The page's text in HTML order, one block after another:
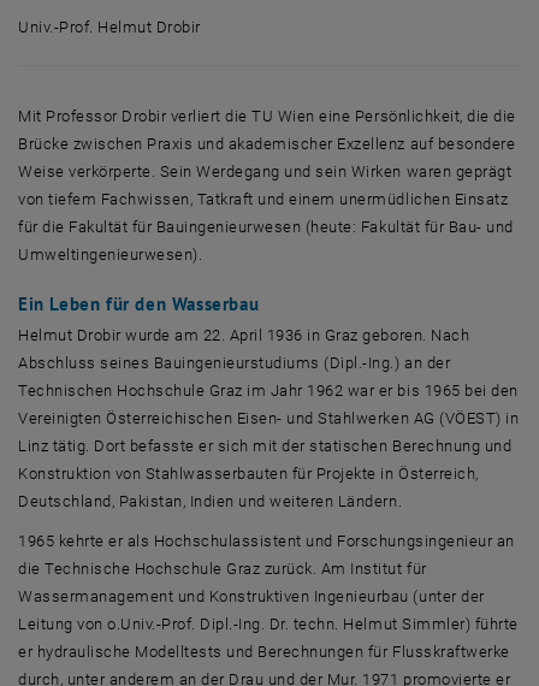
Univ.-Prof. Helmut Drobir
Mit Professor Drobir verliert die TU Wien eine Persönlichkeit, die die
Brücke zwischen Praxis und akademischer Exzellenz auf besondere
Weise verkörperte. Sein Werdegang und sein Wirken waren geprägt
von tiefem Fachwissen, Tatkraft und einem unermüdlichen Einsatz
für die Fakultät für Bauingenieurwesen (heute: Fakultät für Bau- und
Umweltingenieurwesen).
Ein Leben für den Wasserbau
Helmut Drobir wurde am 22. April 1936 in Graz geboren. Nach
Abschluss seines Bauingenieurstudiums (Dipl.-Ing.) an der
Technischen Hochschule Graz im Jahr 1962 war er bis 1965 bei den
Vereinigten Österreichischen Eisen- und Stahlwerken AG (VÖEST) in
Linz tätig. Dort befasste er sich mit der statischen Berechnung und
Konstruktion von Stahlwasserbauten für Projekte in Österreich,
Deutschland, Pakistan, Indien und weiteren Ländern.
1965 kehrte er als Hochschulassistent und Forschungsingenieur an
die Technische Hochschule Graz zurück. Am Institut für
Wassermanagement und Konstruktiven Ingenieurbau (unter der
Leitung von o.Univ.-Prof. Dipl.-Ing. Dr. techn. Helmut Simmler) führte
er hydraulische Modelltests und Berechnungen für Flusskraftwerke
durch, unter anderem an der Drau und der Mur. 1971 promovierte er